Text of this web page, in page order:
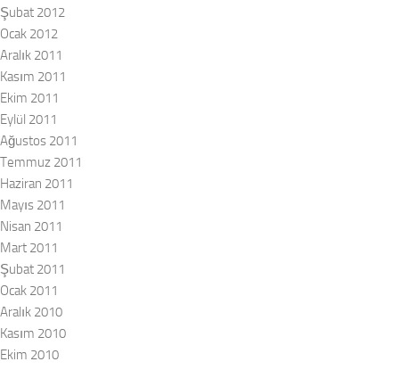
Şubat 2012
Ocak 2012
Aralık 2011
Kasım 2011
Ekim 2011
Eylül 2011
Ağustos 2011
Temmuz 2011
Haziran 2011
Mayıs 2011
Nisan 2011
Mart 2011
Şubat 2011
Ocak 2011
Aralık 2010
Kasım 2010
Ekim 2010